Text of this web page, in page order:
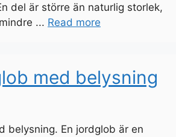
del är större än naturlig storlek,
... Read more
med belysning
belysning. En jordglob är en